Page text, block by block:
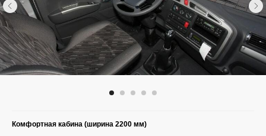
Комфортная кабина (ширина 2200 мм)